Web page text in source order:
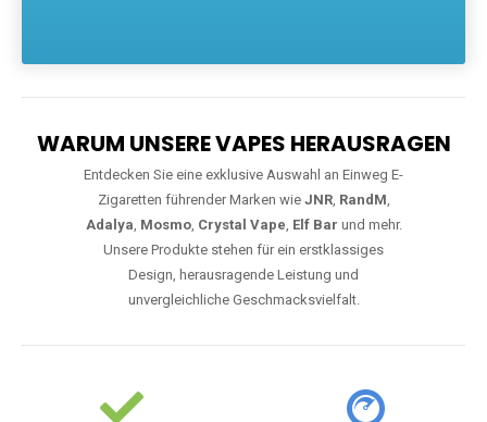
WARUM UNSERE VAPES HERAUSRAGEN
Entdecken Sie eine exklusive Auswahl an Einweg E-
Zigaretten führender Marken wie JNR, RandM,
Adalya, Mosmo, Crystal Vape, Elf Bar und mehr.
Unsere Produkte stehen für ein erstklassiges
Design, herausragende Leistung und
unvergleichliche Geschmacksvielfalt.